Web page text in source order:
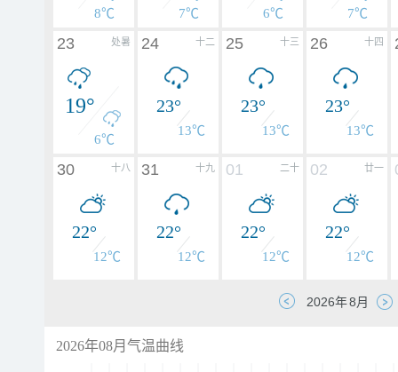
8℃ 7℃ 6℃ 7℃
处暑
23
19°
6℃
十二
24
23°
13℃
十三
25
23°
13℃
十四
26
23°
13℃
十八
30
22°
12℃
十九
31
22°
12℃
二十
01
22°
12℃
廿一
02
22°
12℃
2026年08月气温曲线